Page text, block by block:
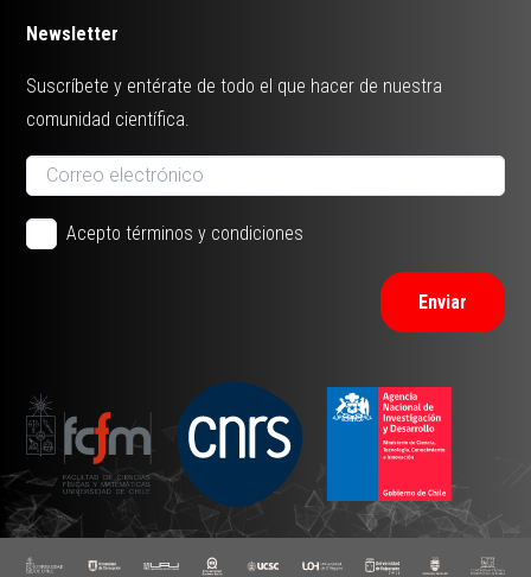
Newsletter
Suscríbete y entérate de todo el que hacer de nuestra
comunidad científica.
Acepto términos y condiciones
Enviar